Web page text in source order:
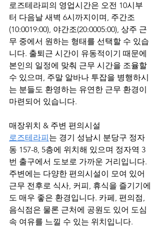
로즈테라피의 영업시간은 오전 10시부
터 다음날 새벽 6시까지이며, 주간조
(10:0019:00), 야간조(20:0005:00), 상주 근
무 중에서 원하는 형태를 선택할 수 있습
니다. 출퇴근 시간이 유동적이기 때문에
본인의 일정에 맞춰 근무 시간을 조율할
수 있으며, 주말 알바나 투잡을 병행하시
는 분들도 환영하는 유연한 근무 환경이
마련되어 있습니다.
매장위치 & 주변 편의시설
로즈테라피는 경기 성남시 분당구 정자
동 157-8, 5층에 위치해 있으며 정자역 3
번 출구에서 도보로 가까운 거리입니다.
주변에는 다양한 편의시설이 모여 있어
근무 전후로 식사, 커피, 휴식을 즐기기에
도 매우 좋은 환경입니다. 카페, 편의점,
음식점은 물론 근처에 공원도 있어 도심
속 여유를 느낄 수 있는 위치입니다.